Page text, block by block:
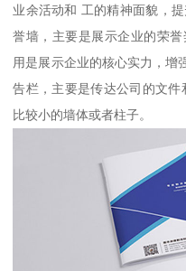
业余活动和 工的精神面貌，
誉墙，主要是展示企业的荣
用是展示企业的核心实力，增
告栏，主要是传达公司的文
比较小的墙体或者柱子。